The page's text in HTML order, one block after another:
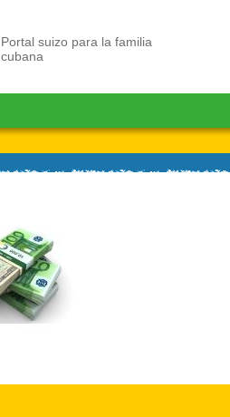
Portal suizo para la familia
cubana